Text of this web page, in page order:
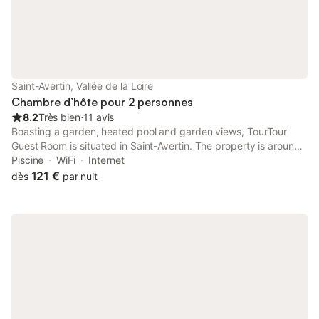
Saint-Avertin, Vallée de la Loire
Chambre d’hôte pour 2 personnes
8.2Très bien⋅11 avis
Boasting a garden, heated pool and garden views, TourTour
Guest Room is situated in Saint-Avertin. The property is around
5.2 km from Saint-Pierre-des-Corps Train Station, 6 km from
Vinci International Congress Center and 6.
Piscine WiFi
Internet
dès 121 € par nuit